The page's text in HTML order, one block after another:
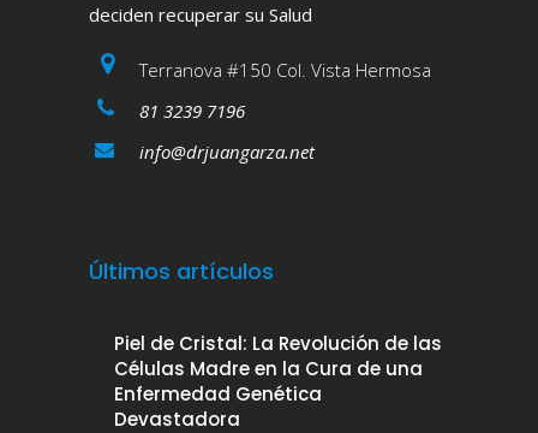
deciden recuperar su Salud
Terranova #150 Col. Vista Hermosa
81 3239 7196
info@drjuangarza.net
Últimos artículos
Piel de Cristal: La Revolución de las
Células Madre en la Cura de una
Enfermedad Genética
Devastadora